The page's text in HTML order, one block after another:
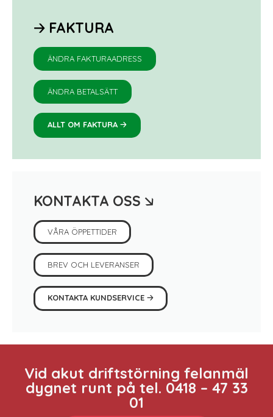
🡢 FAKTURA
ÄNDRA FAKTURAADRESS
ÄNDRA BETALSÄTT
ALLT OM FAKTURA 🡢
KONTAKTA OSS 🡦
VÅRA ÖPPETTIDER
BREV OCH LEVERANSER
KONTAKTA KUNDSERVICE 🡢
Vid akut driftstörning felanmäl
dygnet runt på tel. 0418 – 47 33
01